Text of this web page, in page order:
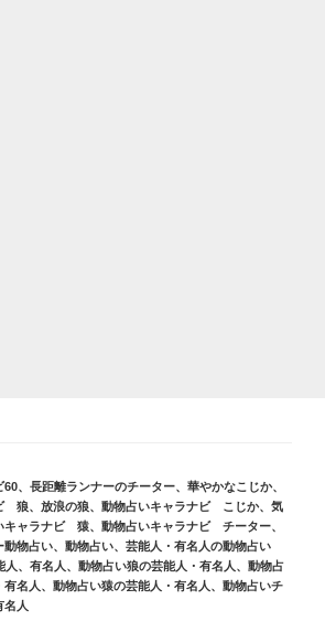
60、 長距離ランナーのチーター、 華やかなこじか、
狼、 放浪の狼、 動物占いキャラナビ こじか、 気
キャラナビ 猿、 動物占いキャラナビ チーター、
動物占い、 動物占い、 芸能人・有名人の動物占い
、有名人 、 動物占い狼の芸能人・有名人 、 動物占
有名人 、 動物占い猿の芸能人・有名人 、 動物占いチ
名人